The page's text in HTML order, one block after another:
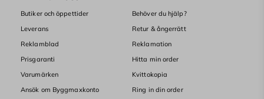
Butiker och öppettider
Leverans
Reklamblad
Prisgaranti
Varumärken
Ansök om Byggmaxkonto
Behöver du hjälp?
Retur & ångerrätt
Reklamation
Hitta min order
Kvittokopia
Ring in din order